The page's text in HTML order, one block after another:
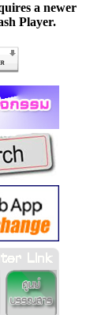
a newer
Player.